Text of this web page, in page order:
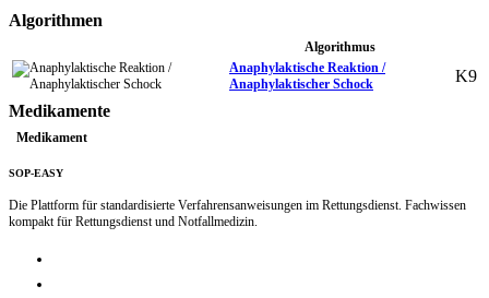
Algorithmen
Algorithmus
Anaphylaktische Reaktion /
Anaphylaktischer Schock
K9
Medikamente
Medikament
SOP-EASY
Die Plattform für standardisierte Verfahrensanweisungen im Rettungsdienst. Fachwissen
kompakt für Rettungsdienst und Notfallmedizin.